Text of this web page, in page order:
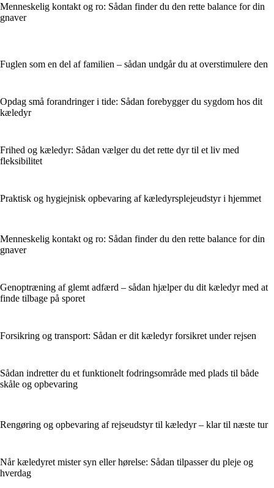
Menneskelig kontakt og ro: Sådan finder du den rette balance for din
gnaver
Fuglen som en del af familien – sådan undgår du at overstimulere den
Opdag små forandringer i tide: Sådan forebygger du sygdom hos dit
kæledyr
Frihed og kæledyr: Sådan vælger du det rette dyr til et liv med
fleksibilitet
Praktisk og hygiejnisk opbevaring af kæledyrsplejeudstyr i hjemmet
Menneskelig kontakt og ro: Sådan finder du den rette balance for din
gnaver
Genoptræning af glemt adfærd – sådan hjælper du dit kæledyr med at
finde tilbage på sporet
Forsikring og transport: Sådan er dit kæledyr forsikret under rejsen
Sådan indretter du et funktionelt fodringsområde med plads til både
skåle og opbevaring
Rengøring og opbevaring af rejseudstyr til kæledyr – klar til næste tur
Når kæledyret mister syn eller hørelse: Sådan tilpasser du pleje og
hverdag